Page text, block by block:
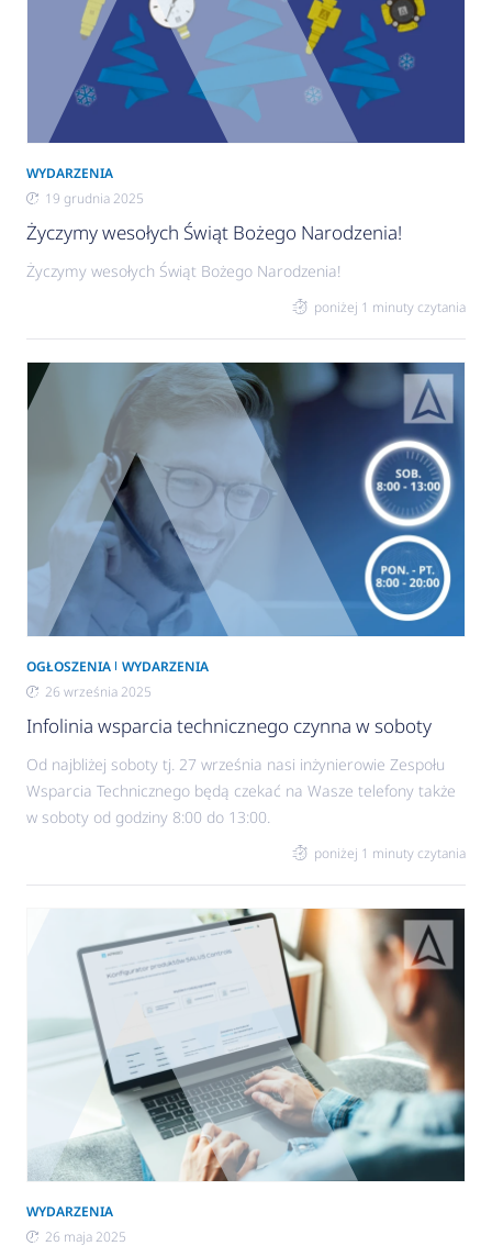
WYDARZENIA
19 grudnia 2025
Życzymy wesołych Świąt Bożego Narodzenia!
Życzymy wesołych Świąt Bożego Narodzenia!
poniżej 1 minuty czytania
OGŁOSZENIA WYDARZENIA
26 września 2025
Infolinia wsparcia technicznego czynna w soboty
Od najbliżej soboty tj. 27 września nasi inżynierowie Zespołu
Wsparcia Technicznego będą czekać na Wasze telefony także
w soboty od godziny 8:00 do 13:00.
poniżej 1 minuty czytania
WYDARZENIA
26 maja 2025